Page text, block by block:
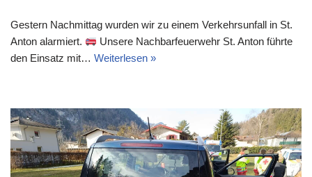
Gestern Nachmittag wurden wir zu einem Verkehrsunfall in St.
Anton alarmiert.
Unsere Nachbarfeuerwehr St. Anton führte
den Einsatz mit… Weiterlesen »